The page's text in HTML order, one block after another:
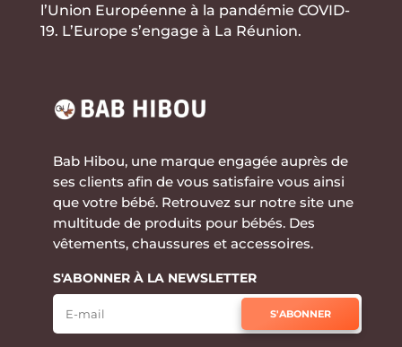
l’Union Européenne à la pandémie COVID-
19. L’Europe s’engage à La Réunion.
Bab Hibou, une marque engagée auprès de
ses clients afin de vous satisfaire vous ainsi
que votre bébé. Retrouvez sur notre site une
multitude de produits pour bébés. Des
vêtements, chaussures et accessoires.
S'ABONNER À LA NEWSLETTER
S'ABONNER